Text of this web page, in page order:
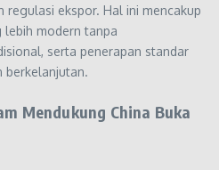
regulasi ekspor. Hal ini mencakup
modern tanpa
serta penerapan standar
berkelanjutan.
Mendukung China Buka